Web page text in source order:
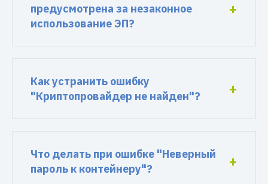
предусмотрена за незаконное
использование ЭП?
Как устранить ошибку
"Криптопровайдер не найден"?
Что делать при ошибке "Неверный
пароль к контейнеру"?